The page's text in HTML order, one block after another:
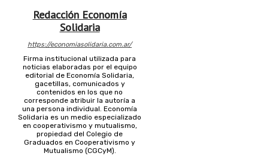
Redacción Economía
Solidaria
https://economiasolidaria.com.ar/
Firma institucional utilizada para
noticias elaboradas por el equipo
editorial de Economía Solidaria,
gacetillas, comunicados y
contenidos en los que no
corresponde atribuir la autoría a
una persona individual. Economía
Solidaria es un medio especializado
en cooperativismo y mutualismo,
propiedad del Colegio de
Graduados en Cooperativismo y
Mutualismo (CGCyM).